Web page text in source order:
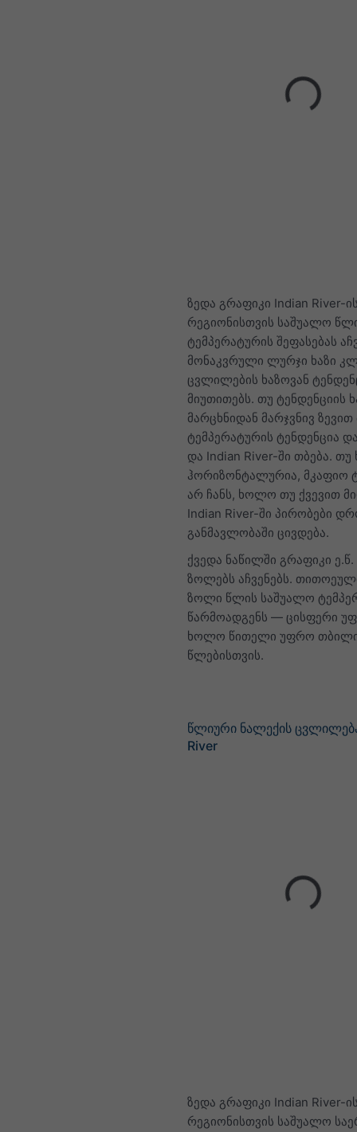
ზედა გრაფიკი Indian River-
რეგიონისთვის საშუალო
ტემპერატურის შეფასებას
მონაკვრული ლურჯი ხაზი
ცვლილების ხაზოვან
მიუთითებს. თუ ტენდენციის
მარცხნიდან მარჯვნივ ზევით
ტემპერატურის ტენდენცია
და Indian River-ში თბება. თუ
ჰორიზონტალურია, მკაფიო
არ ჩანს, ხოლო თუ ქვევით
Indian River-ში პირობები
განმავლობაში ცივდება.
ქვედა ნაწილში გრაფიკი
ზოლებს აჩვენებს.
ზოლი წლის საშუალო
წარმოადგენს — ცისფერი
ხოლო წითელი უფრო
წლებისთვის.
წლიური ნალექის
River
ზედა გრაფიკი Indian River-
რეგიონისთვის საშუალო